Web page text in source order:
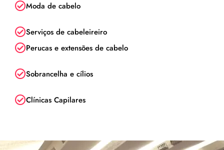
Moda de cabelo
Serviços de cabeleireiro
Perucas e extensões de cabelo
Sobrancelha e cílios
Clínicas Capilares